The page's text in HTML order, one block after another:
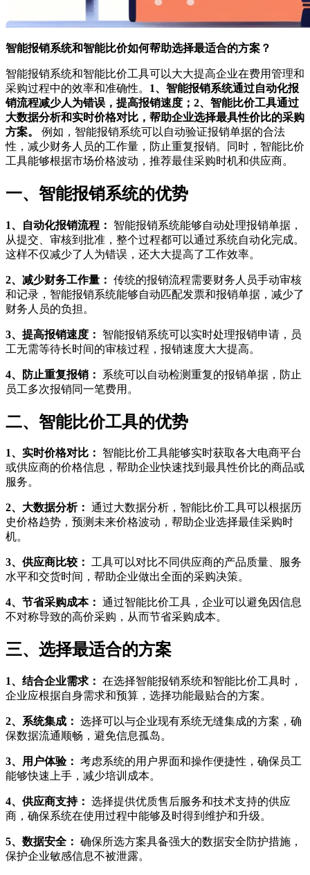
智能报销系统和智能比价如何帮助选择最适合的方案？
智能报销系统和智能比价工具可以大大提高企业在费用管理和
采购过程中的效率和准确性。 1、智能报销系统通过自动化报
销流程减少人为错误，提高报销速度；2、智能比价工具通过
大数据分析和实时价格对比，帮助企业选择最具性价比的采购
方案。
例如，智能报销系统可以自动验证报销单据的合法
性，减少财务人员的工作量，防止重复报销。同时，智能比价
工具能够根据市场价格波动，推荐最佳采购时机和供应商。
一、智能报销系统的优势
1、自动化报销流程：
智能报销系统能够自动处理报销单据，
从提交、审核到批准，整个过程都可以通过系统自动化完成。
这样不仅减少了人为错误，还大大提高了工作效率。
2、减少财务工作量： 传统的报销流程需要财务人员手动审核
和记录，智能报销系统能够自动匹配发票和报销单据，减少了
财务人员的负担。
3、提高报销速度：
智能报销系统可以实时处理报销申请，员
工无需等待长时间的审核过程，报销速度大大提高。
4、防止重复报销：
系统可以自动检测重复的报销单据，防止
员工多次报销同一笔费用。
二、智能比价工具的优势
1、实时价格对比：
智能比价工具能够实时获取各大电商平台
或供应商的价格信息，帮助企业快速找到最具性价比的商品或
服务。
2、大数据分析： 通过大数据分析，智能比价工具可以根据历
史价格趋势，预测未来价格波动，帮助企业选择最佳采购时
机。
3、供应商比较： 工具可以对比不同供应商的产品质量、服务
水平和交货时间，帮助企业做出全面的采购决策。
4、节省采购成本： 通过智能比价工具，企业可以避免因信息
不对称导致的高价采购，从而节省采购成本。
三、选择最适合的方案
1、结合企业需求： 在选择智能报销系统和智能比价工具时，
企业应根据自身需求和预算，选择功能最贴合的方案。
2、系统集成： 选择可以与企业现有系统无缝集成的方案，确
保数据流通顺畅，避免信息孤岛。
3、用户体验： 考虑系统的用户界面和操作便捷性，确保员工
能够快速上手，减少培训成本。
4、供应商支持： 选择提供优质售后服务和技术支持的供应
商，确保系统在使用过程中能够及时得到维护和升级。
5、数据安全： 确保所选方案具备强大的数据安全防护措施，
保护企业敏感信息不被泄露。